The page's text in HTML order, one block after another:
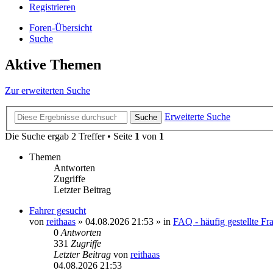
Registrieren
Foren-Übersicht
Suche
Aktive Themen
Zur erweiterten Suche
Suche
Erweiterte Suche
Die Suche ergab 2 Treffer • Seite 1 von 1
Themen
Antworten
Zugriffe
Letzter Beitrag
Fahrer gesucht
von reithaas » 04.08.2026 21:53 » in FAQ - häufig gestellte
0 Antworten
331 Zugriffe
Letzter Beitrag von reithaas
04.08.2026 21:53